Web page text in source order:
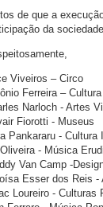
de que a
da
Viveiros – Circo
Ferreira –
Narloch - Artes
Fiorotti - Museus
Pankararu - Cultura
- Música
Van Camp -
Esser dos Reis -
Loureiro - Culturas